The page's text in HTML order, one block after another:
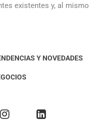
existentes y, al mismo
Y NOVEDADES